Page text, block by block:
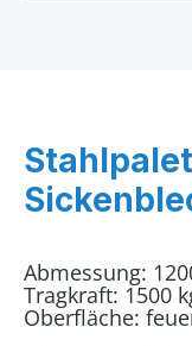
Abmessung:
Tragkraft: 1500
Oberfläche: